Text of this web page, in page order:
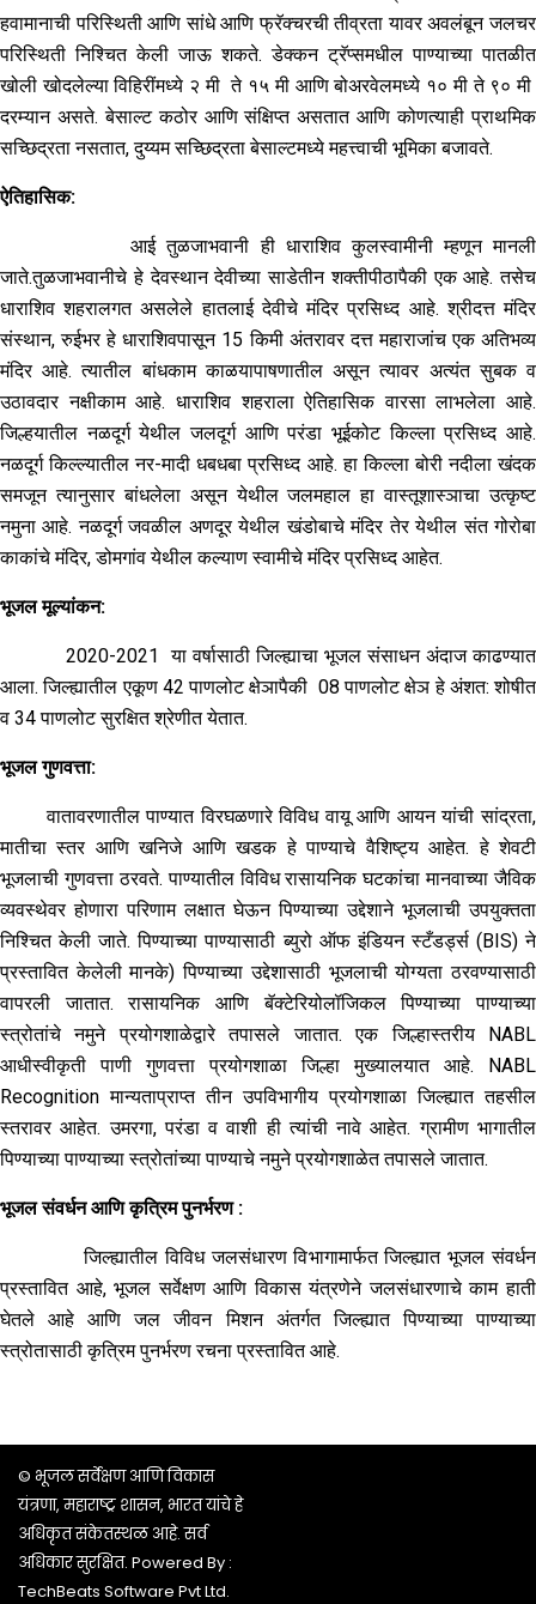
हवामानाची परिस्थिती आणि सांधे आणि फ्रॅक्चरची तीव्रता यावर अवलंबून जलचर
परिस्थिती निश्चित केली जाऊ शकते. डेक्कन ट्रॅप्समधील पाण्याच्या पातळीत
खोली खोदलेल्या विहिरींमध्ये २ मी ते १५ मी आणि बोअरवेलमध्ये १० मी ते ९० मी
दरम्यान असते. बेसाल्ट कठोर आणि संक्षिप्त असतात आणि कोणत्याही प्राथमिक
सच्छिद्रता नसतात, दुय्यम सच्छिद्रता बेसाल्टमध्ये महत्त्वाची भूमिका बजावते.
ऐतिहासिक:
आई तुळजाभवानी ही धाराशिव कुलस्वामीनी म्हणून मानली
जाते.तुळजाभवानीचे हे देवस्थान देवीच्या साडेतीन शक्तीपीठापैकी एक आहे. तसेच
धाराशिव शहरालगत असलेले हातलाई देवीचे मंदिर प्रसिध्द आहे. श्रीदत्त मंदिर
संस्थान, रुईभर हे धाराशिवपासून 15 किमी अंतरावर दत्त महाराजांच एक अतिभव्य
मंदिर आहे. त्यातील बांधकाम काळयापाषणातील असून त्यावर अत्यंत सुबक व
उठावदार नक्षीकाम आहे. धाराशिव शहराला ऐतिहासिक वारसा लाभलेला आहे.
जिल्हयातील नळदूर्ग येथील जलदूर्ग आणि परंडा भूईकोट किल्ला प्रसिध्द आहे.
नळदूर्ग किल्ल्यातील नर-मादी धबधबा प्रसिध्द आहे. हा किल्ला बोरी नदीला खंदक
समजून त्यानुसार बांधलेला असून येथील जलमहाल हा वास्तूशास्ञाचा उत्कृष्ट
नमुना आहे. नळदूर्ग जवळील अणदूर येथील खंडोबाचे मंदिर तेर येथील संत गोरोबा
काकांचे मंदिर, डोमगांव येथील कल्याण स्वामीचे मंदिर प्रसिध्द आहेत.
भूजल मूल्यांकन:
2020-2021 या वर्षासाठी जिल्ह्याचा भूजल संसाधन अंदाज काढण्यात
आला. जिल्ह्यातील एकूण 42 पाणलोट क्षेञापैकी 08 पाणलोट क्षेञ हे अंशत: शोषीत
व 34 पाणलोट सुरक्षित श्रेणीत येतात.
भूजल गुणवत्ता:
वातावरणातील पाण्यात विरघळणारे विविध वायू आणि आयन यांची सांद्रता,
मातीचा स्तर आणि खनिजे आणि खडक हे पाण्याचे वैशिष्ट्य आहेत. हे शेवटी
भूजलाची गुणवत्ता ठरवते. पाण्यातील विविध रासायनिक घटकांचा मानवाच्या जैविक
व्यवस्थेवर होणारा परिणाम लक्षात घेऊन पिण्याच्या उद्देशाने भूजलाची उपयुक्तता
निश्चित केली जाते. पिण्याच्या पाण्यासाठी ब्युरो ऑफ इंडियन स्टँडर्ड्स (BIS) ने
प्रस्तावित केलेली मानके) पिण्याच्या उद्देशासाठी भूजलाची योग्यता ठरवण्यासाठी
वापरली जातात. रासायनिक आणि बॅक्टेरियोलॉजिकल पिण्याच्या पाण्याच्या
स्त्रोतांचे नमुने प्रयोगशाळेद्वारे तपासले जातात. एक जिल्हास्तरीय NABL
आधीस्वीकृती पाणी गुणवत्ता प्रयोगशाळा जिल्हा मुख्यालयात आहे. NABL
Recognition मान्यताप्राप्त तीन उपविभागीय प्रयोगशाळा जिल्ह्यात तहसील
स्तरावर आहेत. उमरगा, परंडा व वाशी ही त्यांची नावे आहेत. ग्रामीण भागातील
पिण्याच्या पाण्याच्या स्त्रोतांच्या पाण्याचे नमुने प्रयोगशाळेत तपासले जातात.
भूजल संवर्धन आणि कृत्रिम पुनर्भरण :
जिल्ह्यातील विविध जलसंधारण विभागामार्फत जिल्ह्यात भूजल संवर्धन
प्रस्तावित आहे, भूजल सर्वेक्षण आणि विकास यंत्रणेने जलसंधारणाचे काम हाती
घेतले आहे आणि जल जीवन मिशन अंतर्गत जिल्ह्यात पिण्याच्या पाण्याच्या
स्त्रोतासाठी कृत्रिम पुनर्भरण रचना प्रस्तावित आहे.
© भूजल सर्वेक्षण आणि विकास
यंत्रणा, महाराष्ट्र शासन, भारत यांचे हे
अधिकृत संकेतस्थळ आहे. सर्व
अधिकार सुरक्षित. Powered By :
TechBeats Software Pvt Ltd.